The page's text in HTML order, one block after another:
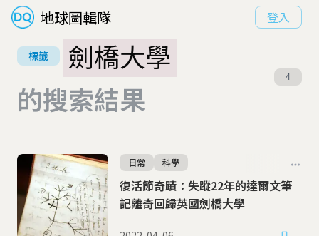
地球圖輯隊 登入
標籤
劍橋大學
的搜索結果
4
復活節奇蹟：失蹤22年的達爾文筆
記離奇回歸英國劍橋大學
日常 科學